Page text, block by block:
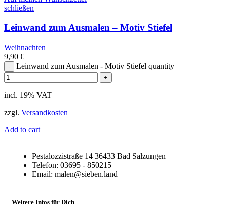
schließen
Leinwand zum Ausmalen – Motiv Stiefel
Weihnachten
9,90 €
Leinwand zum Ausmalen - Motiv Stiefel quantity
incl. 19% VAT
zzgl. Versandkosten
Add to cart
Pestalozzistraße 14 36433 Bad Salzungen
Telefon: 03695 - 850215
Email: malen@sieben.land
Weitere Infos für Dich